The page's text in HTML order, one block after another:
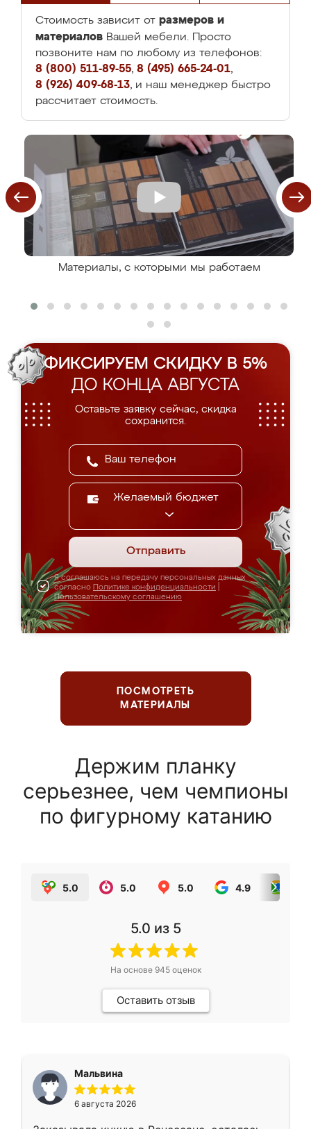
Стоимость зависит от размеров и
материалов Вашей мебели. Просто
позвоните нам по любому из телефонов:
8 (800) 511-89-55, 8 (495) 665-24-01,
8 (926) 409-68-13, и наш менеджер быстро
рассчитает стоимость.
Материалы, с которыми мы работаем
ФИКСИРУЕМ СКИДКУ В 5%
ДО КОНЦА АВГУСТА
Оставьте заявку сейчас, скидка
сохранится.
Желаемый бюджет
Отправить
Я соглашаюсь на передачу персональных данных
согласно Политике конфиденциальности
Пользовательскому соглашению
ПОСМОТРЕТЬ
МАТЕРИАЛЫ
Держим планку
серьезнее, чем чемпионы
по фигурному катанию
5.0 5.0 5.0 4.9
5.0 из 5
На основе 945оценок
Оставить отзыв
Мальвина
6 августа 2026